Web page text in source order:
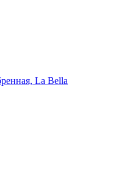
La Bella